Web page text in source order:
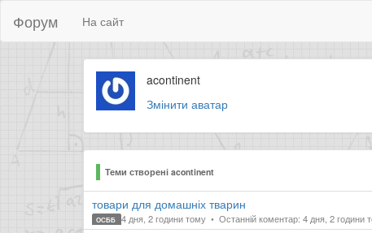
Форум На сайт
acontinent
Змінити аватар
Теми створені acontinent
товари для домашніх тварин
ОСББ 4 дня, 2 години тому Останній коментар: 4 дня, 2 години